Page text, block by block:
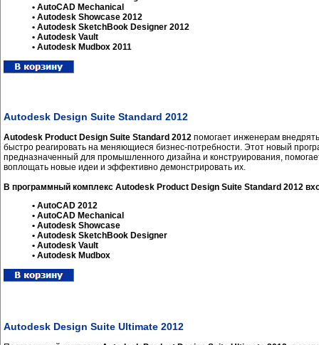
• AutoCAD Mechanical
• Autodesk Showcase 2012
• Autodesk SketchBook Designer 2012
• Autodesk Vault
• Autodesk Mudbox 2011
Autodesk Design Suite Standard 2012
Autodesk Product Design Suite Standard 2012 помогает инженерам
быстро реагировать на меняющиеся бизнес-потребности. Этот новый
предназначенный для промышленного дизайна и конструирования,
воплощать новые идеи и эффективно демонстрировать их.
В программный комплекс Autodesk Product Design Suite Standard 2012
• AutoCAD 2012
• AutoCAD Mechanical
• Autodesk Showcase
• Autodesk SketchBook Designer
• Autodesk Vault
• Autodesk Mudbox
Autodesk Design Suite Ultimate 2012